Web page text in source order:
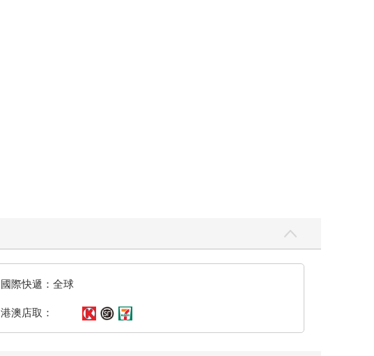
國際快遞：全球
港澳店取：